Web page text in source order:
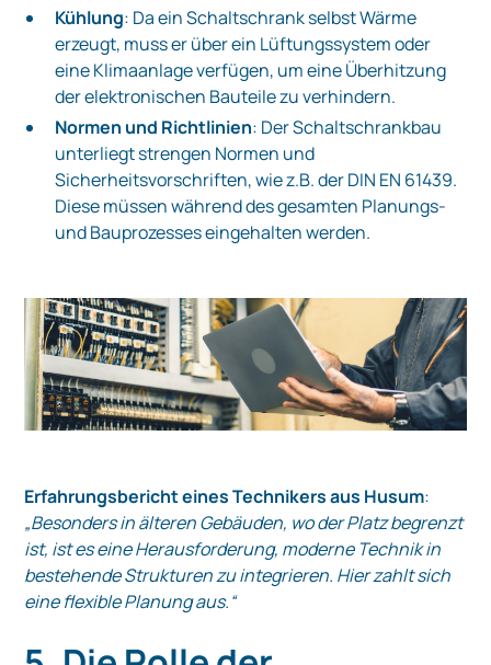
Kühlung: Da ein Schaltschrank selbst Wärme
erzeugt, muss er über ein Lüftungssystem oder
eine Klimaanlage verfügen, um eine Überhitzung
der elektronischen Bauteile zu verhindern.
Normen und Richtlinien: Der Schaltschrankbau
unterliegt strengen Normen und
Sicherheitsvorschriften, wie z.B. der DIN EN 61439.
Diese müssen während des gesamten Planungs-
und Bauprozesses eingehalten werden.
Erfahrungsbericht eines Technikers aus Husum:
„Besonders in älteren Gebäuden, wo der Platz begrenzt
ist, ist es eine Herausforderung, moderne Technik in
bestehende Strukturen zu integrieren. Hier zahlt sich
eine flexible Planung aus.“